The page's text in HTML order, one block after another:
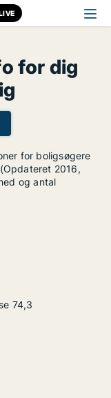
for dig
for boligsøgere
2016,
og antal
74,3